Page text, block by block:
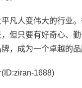
凡人变伟大的行业
但只要有好奇心、
，成为一个卓越的品
1688)